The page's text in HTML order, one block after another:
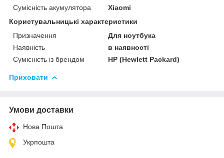
Сумісність акумулятора
Xiaomi
Користувальницькі характеристики
Призначення
Для ноутбука
Наявність
в наявності
Сумісність із брендом
HP (Hewlett Packard)
Приховати
Умови доставки
Нова Пошта
Укрпошта